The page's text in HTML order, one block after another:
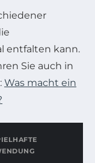
entfalten kann.
Sie auch in
Was macht ein